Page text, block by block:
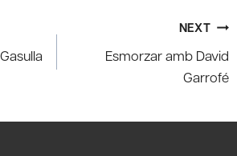
NEXT
Esmorzar amb David
Garrofé